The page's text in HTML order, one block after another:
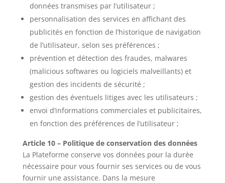
données transmises par l’utilisateur ;
personnalisation des services en affichant des
publicités en fonction de l’historique de navigation
de l’utilisateur, selon ses préférences ;
prévention et détection des fraudes, malwares
(malicious softwares ou logiciels malveillants) et
gestion des incidents de sécurité ;
gestion des éventuels litiges avec les utilisateurs ;
envoi d’informations commerciales et publicitaires,
en fonction des préférences de l’utilisateur ;
Article 10 – Politique de conservation des données
La Plateforme conserve vos données pour la durée
nécessaire pour vous fournir ses services ou de vous
fournir une assistance. Dans la mesure